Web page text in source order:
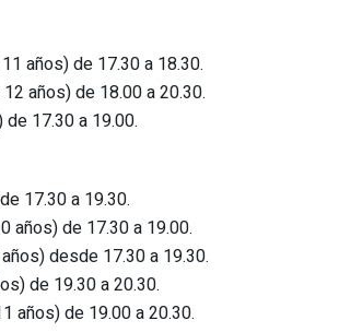
años) de 17.30 a 18.30.
años) de 18.00 a 20.30.
17.30 a 19.00.
17.30 a 19.30.
años) de 17.30 a 19.00.
desde 17.30 a 19.30.
de 19.30 a 20.30.
años) de 19.00 a 20.30.